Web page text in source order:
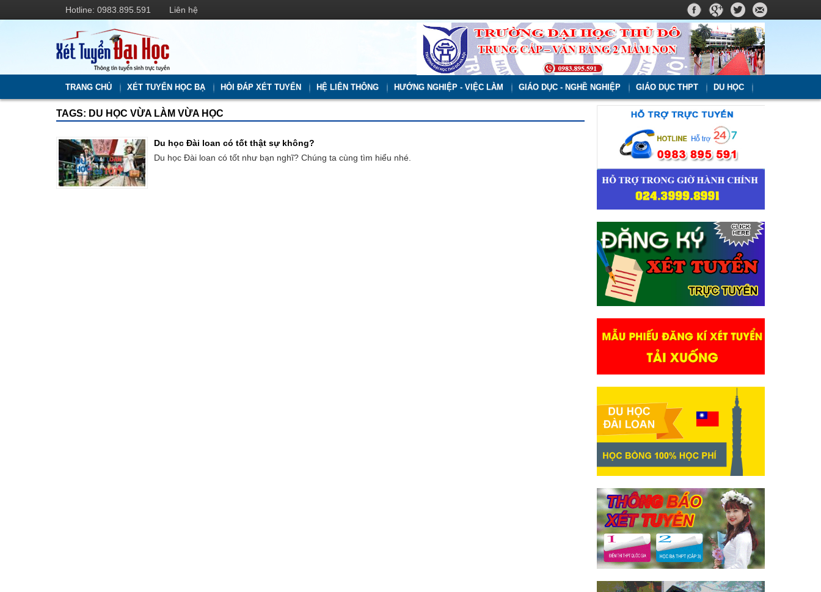
Hotline: 0983.895.591 Liên hệ
TRANG CHỦ XÉT TUYỂN HỌC BẠ HỎI ĐÁP XÉT TUYỂN HỆ LIÊN THÔNG HƯỚNG NGHIỆP - VIỆC LÀM GIÁO DỤC - NGHỀ NGHIỆP GIÁO DỤC THPT DU HỌC
TAGS: DU HỌC VỪA LÀM VỪA HỌC
Du học Đài loan có tốt thật sự không?
Du học Đài loan có tốt như bạn nghĩ? Chúng ta cùng tìm hiểu nhé.